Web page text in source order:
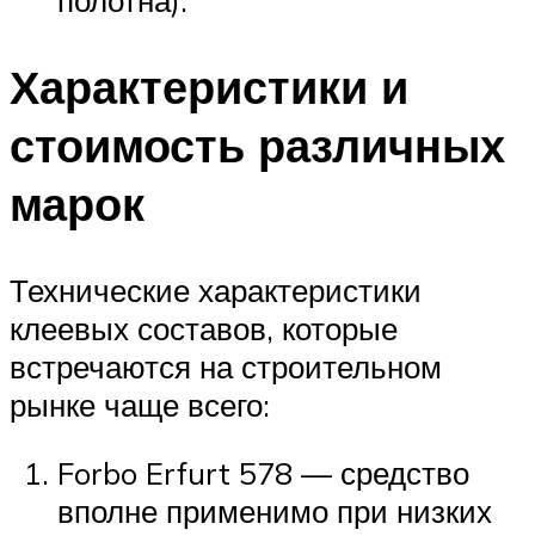
Характеристики и
стоимость различных
марок
Технические характеристики
клеевых составов, которые
встречаются на строительном
рынке чаще всего:
Forbo Erfurt 578 — средство
вполне применимо при низких